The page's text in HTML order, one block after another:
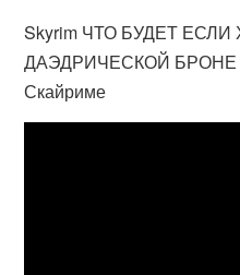
Skyrim ЧТО БУДЕТ
ДАЭДРИЧЕСКОЙ БРОНЕ и
Скайриме